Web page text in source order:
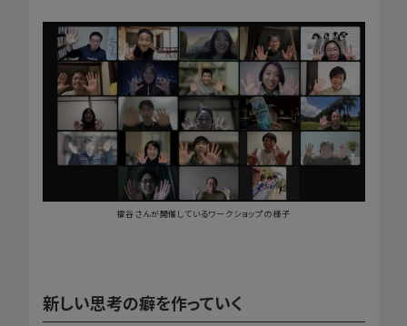
福谷さんが開催しているワークショップの様子
新しい思考の癖を作っていく